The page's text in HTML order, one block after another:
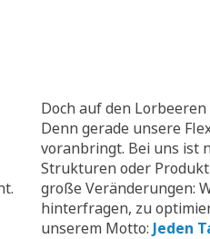
Doch auf den
Denn gerade unsere
voranbringt. Bei uns ist
Strukturen oder
große Veränderungen:
hinterfragen, zu
unserem Motto: Jeden